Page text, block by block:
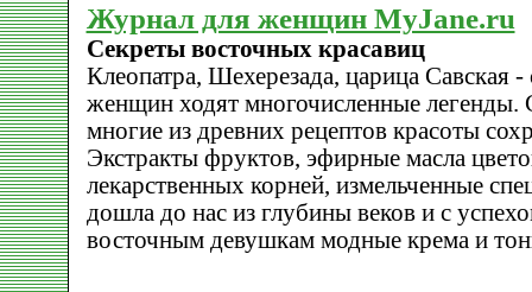
Журнал для женщин MyJane.ru
Секреты восточных красавиц
Клеопатра, Шехерезада, царица Савская
женщин ходят многочисленные легенды.
многие из древних рецептов красоты
Экстракты фруктов, эфирные масла
лекарственных корней, измельченные
дошла до нас из глубины веков и с
восточным девушкам модные крема и